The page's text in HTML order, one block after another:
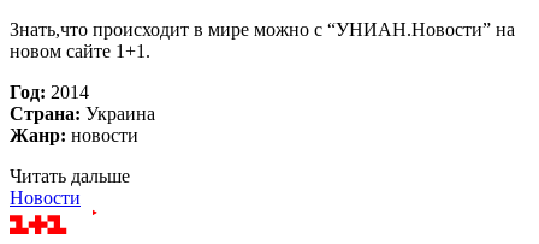
Знать,что происходит в мире можно с “УНИАН.Новости” на
новом сайте 1+1.
Год: 2014
Страна: Украина
Жанр: новости
Читать дальше
Новости